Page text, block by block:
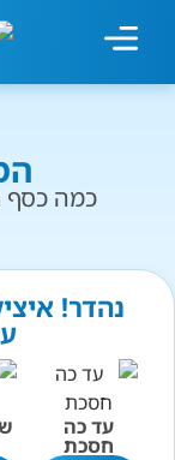
כמה כסף
נהדר!
עד כה
חסכת